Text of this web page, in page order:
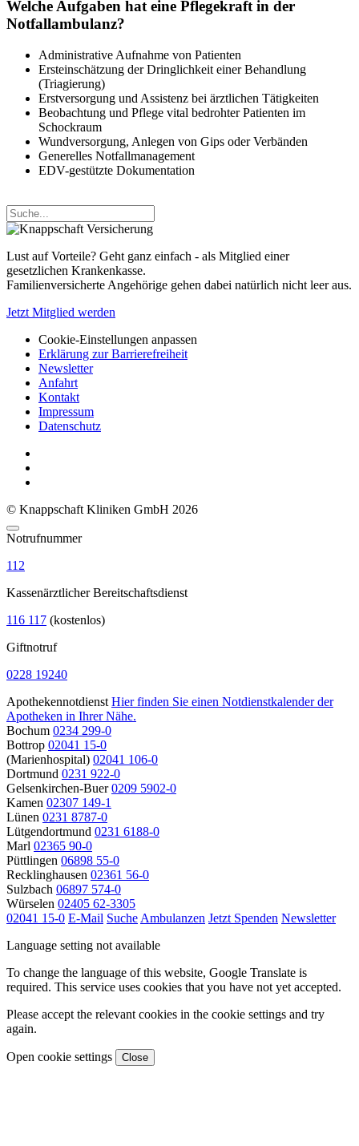
Welche Aufgaben hat eine Pflegekraft in der
Notfallambulanz?
Administrative Aufnahme von Patienten
Ersteinschätzung der Dringlichkeit einer Behandlung
(Triagierung)
Erstversorgung und Assistenz bei ärztlichen Tätigkeiten
Beobachtung und Pflege vital bedrohter Patienten im
Schockraum
Wundversorgung, Anlegen von Gips oder Verbänden
Generelles Notfallmanagement
EDV-gestützte Dokumentation
Lust auf Vorteile? Geht ganz einfach - als Mitglied einer
gesetzlichen Krankenkasse.
Familienversicherte Angehörige gehen dabei natürlich nicht leer aus.
Jetzt Mitglied werden
Cookie-Einstellungen anpassen
Erklärung zur Barrierefreiheit
Newsletter
Anfahrt
Kontakt
Impressum
Datenschutz
© Knappschaft Kliniken GmbH 2026
Notrufnummer
112
Kassenärztlicher Bereitschaftsdienst
116 117 (kostenlos)
Giftnotruf
0228 19240
Apothekennotdienst Hier finden Sie einen Notdienstkalender der
Apotheken in Ihrer Nähe.
Bochum 0234 299-0
Bottrop 02041 15-0
(Marienhospital) 02041 106-0
Dortmund 0231 922-0
Gelsenkirchen-Buer 0209 5902-0
Kamen 02307 149-1
Lünen 0231 8787-0
Lütgendortmund 0231 6188-0
Marl 02365 90-0
Püttlingen 06898 55-0
Recklinghausen 02361 56-0
Sulzbach 06897 574-0
Würselen 02405 62-3305
02041 15-0 E-Mail Suche Ambulanzen Jetzt Spenden Newsletter
Language setting not available
To change the language of this website, Google Translate is
required. This service uses cookies that you have not yet accepted.
Please accept the relevant cookies in the cookie settings and try
again.
Open cookie settings Close